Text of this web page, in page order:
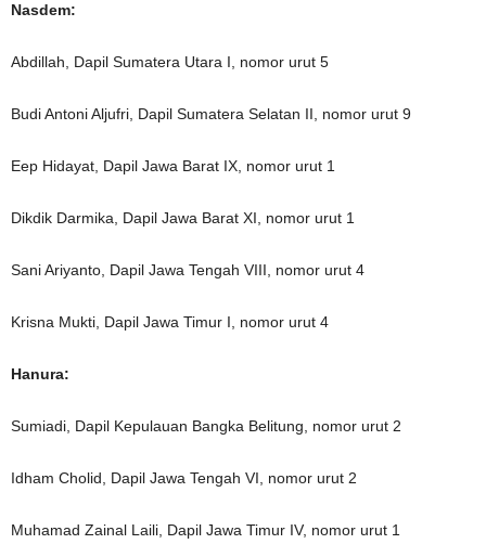
Nasdem:
Abdillah, Dapil Sumatera Utara I, nomor urut 5
Budi Antoni Aljufri, Dapil Sumatera Selatan II, nomor urut 9
Eep Hidayat, Dapil Jawa Barat IX, nomor urut 1
Dikdik Darmika, Dapil Jawa Barat XI, nomor urut 1
Sani Ariyanto, Dapil Jawa Tengah VIII, nomor urut 4
Krisna Mukti, Dapil Jawa Timur I, nomor urut 4
Hanura:
Sumiadi, Dapil Kepulauan Bangka Belitung, nomor urut 2
Idham Cholid, Dapil Jawa Tengah VI, nomor urut 2
Muhamad Zainal Laili, Dapil Jawa Timur IV, nomor urut 1